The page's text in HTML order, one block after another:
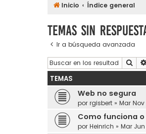
Inicio Índice general
Temas sin
Ir a búsqueda avanzada
TEMAS
Web no segura
por rgisbert » Mar
Como funciona
por Heinrich » Mar